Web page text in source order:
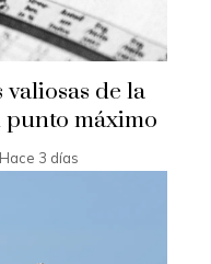
valiosas de la
máximo
Hace 3 días